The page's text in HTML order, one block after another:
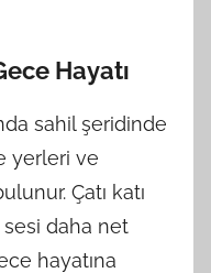
Hayatı
sahil şeridinde
yerleri ve
Çatı katı
daha net
hayatına